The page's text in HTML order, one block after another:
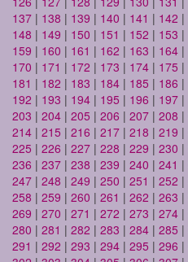
137 | 138 | 139 | 140 | 141 | 142 |
148 | 149 | 150 | 151 | 152 | 153 |
159 | 160 | 161 | 162 | 163 | 164 |
170 | 171 | 172 | 173 | 174 | 175 |
181 | 182 | 183 | 184 | 185 | 186 |
192 | 193 | 194 | 195 | 196 | 197 |
203 | 204 | 205 | 206 | 207 | 208 |
214 | 215 | 216 | 217 | 218 | 219 |
225 | 226 | 227 | 228 | 229 | 230 |
236 | 237 | 238 | 239 | 240 | 241 |
247 | 248 | 249 | 250 | 251 | 252 |
258 | 259 | 260 | 261 | 262 | 263 |
269 | 270 | 271 | 272 | 273 | 274 |
280 | 281 | 282 | 283 | 284 | 285 |
291 | 292 | 293 | 294 | 295 | 296 |